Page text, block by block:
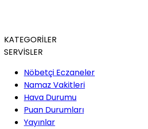
KATEGORİLER
SERVİSLER
Nöbetçi Eczaneler
Namaz Vakitleri
Hava Durumu
Puan Durumları
Yayınlar